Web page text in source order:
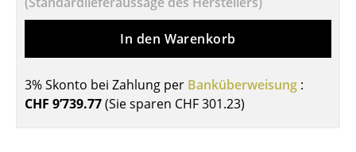
Kindertische
Einzelteile
In den Warenkorb
3% Skonto bei Zahlung per Banküberweisung :
CHF 9’739.77(Sie sparen CHF 301.23)